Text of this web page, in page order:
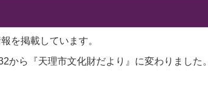
を掲載しています。
から『天理市文化財だより』に変わりました。